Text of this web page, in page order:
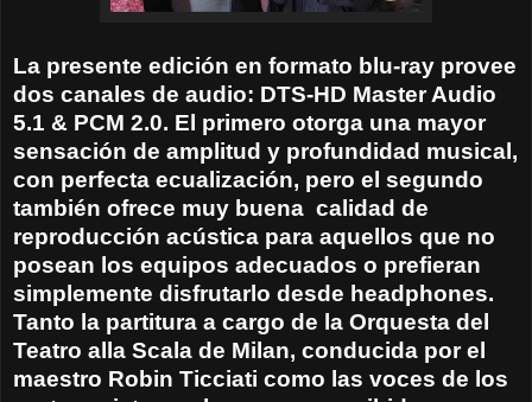
La presente edición en formato blu-ray provee
dos canales de audio: DTS-HD Master Audio
5.1 & PCM 2.0. El primero otorga una mayor
sensación de amplitud y profundidad musical,
con perfecta ecualización, pero el segundo
también ofrece muy buena calidad de
reproducción acústica para aquellos que no
posean los equipos adecuados o prefieran
simplemente disfrutarlo desde headphones.
Tanto la partitura a cargo de la Orquesta del
Teatro alla Scala de Milan, conducida por el
maestro Robin Ticciati como las voces de los